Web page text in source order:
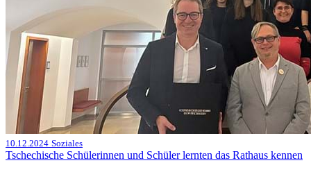
10.12.2024 Soziales
Tschechische Schülerinnen und Schüler lernten das Rathaus kennen